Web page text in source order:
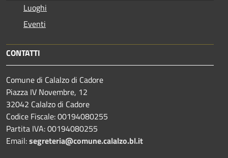
Luoghi
Eventi
CONTATTI
Comune di Calalzo di Cadore
Piazza IV Novembre, 12
32042 Calalzo di Cadore
Codice Fiscale: 00194080255
Partita IVA: 00194080255
Email:segreteria@comune.calalzo.bl.it